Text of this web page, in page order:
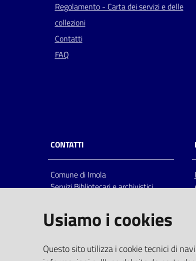
Regolamento - Carta dei servizi e delle
collezioni
Contatti
FAQ
CONTATTI
Comune di Imola
Servizi Bibliotecari e archivistici
Italia
centralino: tel 0542.6026.36 fax
bim@comune.imola.bo.it
PEC
Usiamo i cookies
Questo sito utilizza i cookie tecnici di